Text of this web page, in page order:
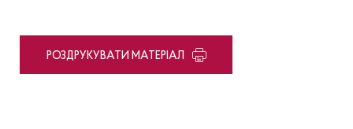
PОЗДРУКУВАТИ МАТЕРІАЛ